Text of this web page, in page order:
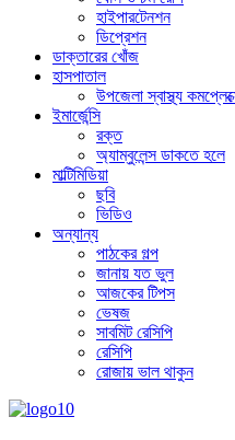
হাইপারটেনশন
ডিপ্রেশন
ডাক্তারের খোঁজ
হাসপাতাল
উপজেলা স্বাস্থ্য
ইমার্জেন্সি
রক্ত
অ্যাম্বুলেন্স ডাকতে হলে
মাল্টিমিডিয়া
ছবি
ভিডিও
অন্যান্য
পাঠকের গল্প
জানায় যত ভুল
আজকের টিপস
ভেষজ
সাবমিট রেসিপি
রেসিপি
রোজায় ভাল থাকুন